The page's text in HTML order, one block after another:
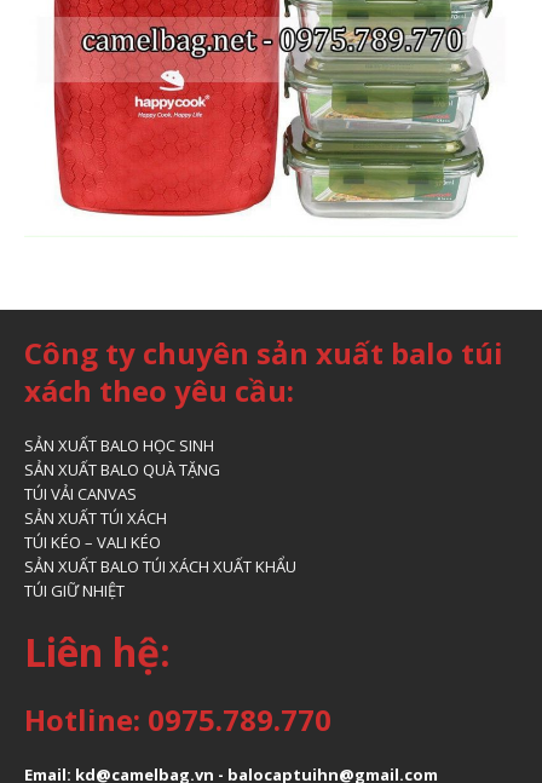
Công ty chuyên sản xuất balo túi
xách theo yêu cầu:
SẢN XUẤT BALO HỌC SINH
SẢN XUẤT BALO QUÀ TẶNG
TÚI VẢI CANVAS
SẢN XUẤT TÚI XÁCH
TÚI KÉO – VALI KÉO
SẢN XUẤT BALO TÚI XÁCH XUẤT KHẨU
TÚI GIỮ NHIỆT
Liên hệ:
Hotline: 0975.789.770
Email: kd@camelbag.vn - balocaptuihn@gmail.com